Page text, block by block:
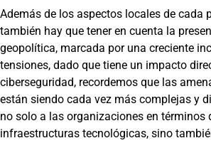
Además de los aspectos locales de cada
también hay que tener en cuenta la
geopolítica, marcada por una creciente
tensiones, dado que tiene un impacto
ciberseguridad, recordemos que las
están siendo cada vez más complejas y
no solo a las organizaciones en términos
infraestructuras tecnológicas, sino